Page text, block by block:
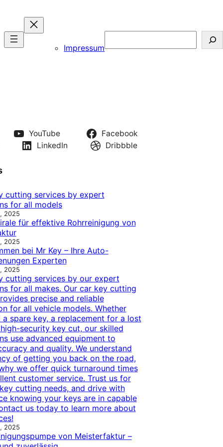
Impressum
YouTube
Facebook
LinkedIn Dribbble
cutting services by expert
for all models
2025
für effektive Rohrreinigung von
2025
bei Mr Key – Ihre Auto-
Experten
2025
cutting services by our expert
for all makes. Our car key cutting
precise and reliable
for all vehicle models. Whether
a spare key, a replacement for a lost
security key cut, our skilled
use advanced equipment to
and quality. We understand
of getting you back on the road,
we offer quick turnaround times
customer service. Trust us for
cutting needs, and drive with
knowing your keys are in capable
us today to learn more about
2025
von Meisterfaktur –